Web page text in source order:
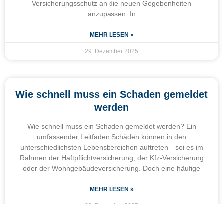
Versicherungsschutz an die neuen Gegebenheiten
anzupassen. In
MEHR LESEN »
29. Dezember 2025
Wie schnell muss ein Schaden gemeldet
werden
Wie schnell muss ein Schaden gemeldet werden? Ein
umfassender Leitfaden Schäden können in den
unterschiedlichsten Lebensbereichen auftreten—sei es im
Rahmen der Haftpflichtversicherung, der Kfz-Versicherung
oder der Wohngebäudeversicherung. Doch eine häufige
MEHR LESEN »